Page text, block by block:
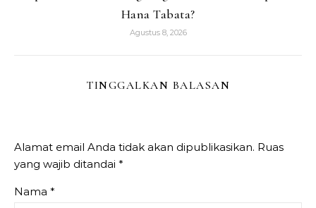
Hana Tabata?
Agustus 8, 2026
TINGGALKAN BALASAN
Alamat email Anda tidak akan dipublikasikan. Ruas
yang wajib ditandai *
Nama *